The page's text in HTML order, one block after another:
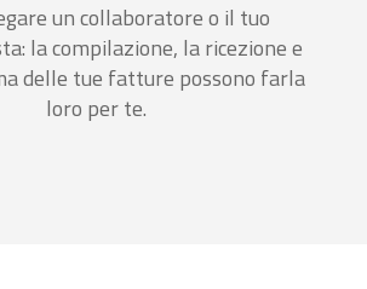
un collaboratore o il tuo
la compilazione, la ricezione e
delle tue fatture possono farla
loro per te.